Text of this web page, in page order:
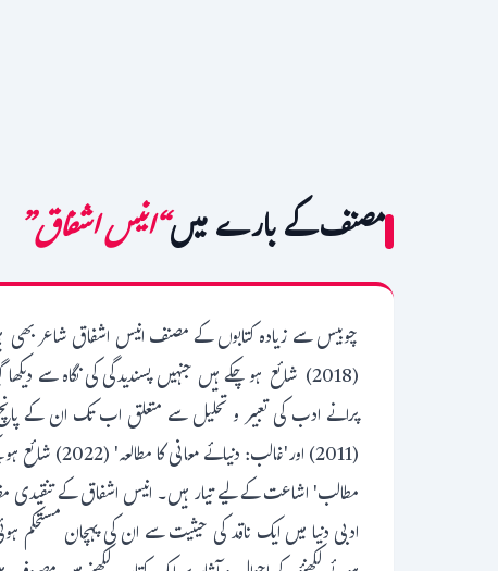
مصنف کے بارے میں“انیس اشفاق”
(2011)
مطالب' اشاعت کے لیے تیار ہیں۔ انیس اشفاق کے تنقیدی
ادبی دنیا میں ایک ناقد کی حیثیت سے ان کی پہچان مستحکم